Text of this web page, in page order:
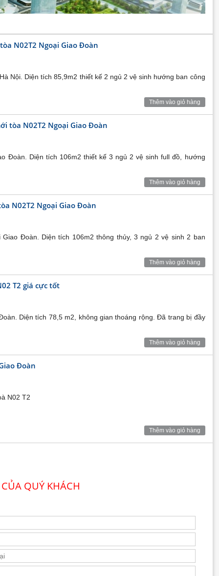
Đoàn
Đoàn, có vị trí thuận tiện tiếp giáp đường lớn, xung
chắc chắn sẽ là địa chỉ dừng chân đáng mơ ước
vực của đại sứ quán, dự án có 02 mặt tiếp xúc với
qua đường Phạm Văn Đồng, hay cũng con đường
có thể di chuyển tới được khu vực Cầu Giấy qua con
giúp quý khách tiết kiệm được thời gian và rút ngắn
được mang đến bởi hệ thống cây xanh dày đặc tại
phút giây thư gian bên đồi cỏ hay tập thể thao với
N02T2 Ngoại Giao Đoàn
Nội. Diện tích 85,9m2 thiết kế 2 ngủ 2 vệ sinh hướng ban công
Thêm vào giỏ hàng
tòa N02T2 Ngoại Giao Đoàn
Đoàn. Diện tích 106m2 thiết kế 3 ngủ 2 vệ sinh full đồ, hướng
Thêm vào giỏ hàng
N02T2 Ngoại Giao Đoàn
Đoàn. Diện tích 106m2 thông thủy, 3 ngủ 2 vệ sinh 2 ban
Thêm vào giỏ hàng
T2 giá cực tốt
Diện tích 78,5 m2, không gian thoáng rộng. Đã trang bị đầy
Thêm vào giỏ hàng
Đoàn
N02 T2
Thêm vào giỏ hàng
QUÝ KHÁCH